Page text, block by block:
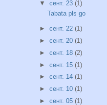
▼сент. 23(1)
Tabata pls go
►сент. 22(1)
►сент. 20(1)
►сент. 18(2)
►сент. 15(1)
►сент. 14(1)
►сент. 10(1)
►сент. 05(1)